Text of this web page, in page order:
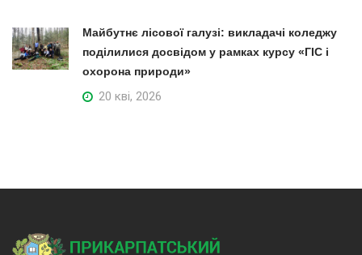
Майбутнє лісової галузі: викладачі коледжу
поділилися досвідом у рамках курсу «ГІС і
охорона природи»
20 кві, 2026